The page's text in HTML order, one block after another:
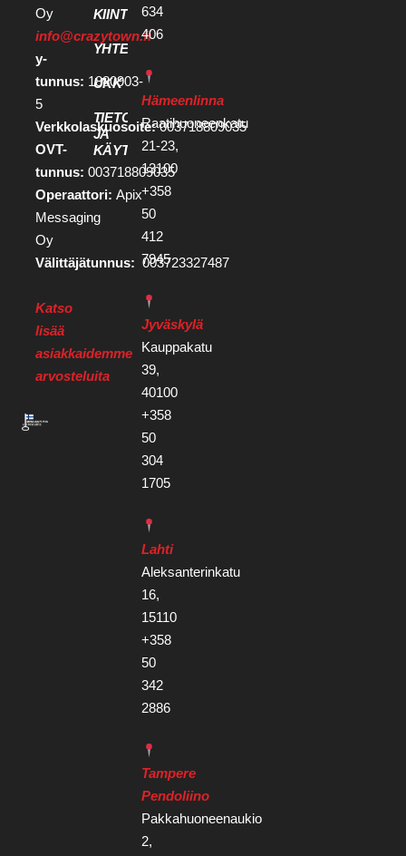
Oy
info@crazytown.fi
y-
tunnus: 1880903-
5
Verkkolaskuosoite:003718809035
OVT-
tunnus: 003718809035
Operaattori: Apix
Messaging
Oy
Välittäjätunnus: 003723327487
Katso
lisää
asiakkaidemme
arvosteluita
KIINTEISTÖKEHITTÄJILLE
YHTEYSTIEDOT
UKK
TIETOSUOJA
JA
KÄYTTÖEHDOT
634
406
Hämeenlinna
Raatihuoneenkatu
21-23,
13100
+358
50
412
7945
Jyväskylä
Kauppakatu
39,
40100
+358
50
304
1705
Lahti
Aleksanterinkatu
16,
15110
+358
50
342
2886
Tampere
Pendoliino
Pakkahuoneenaukio
2,